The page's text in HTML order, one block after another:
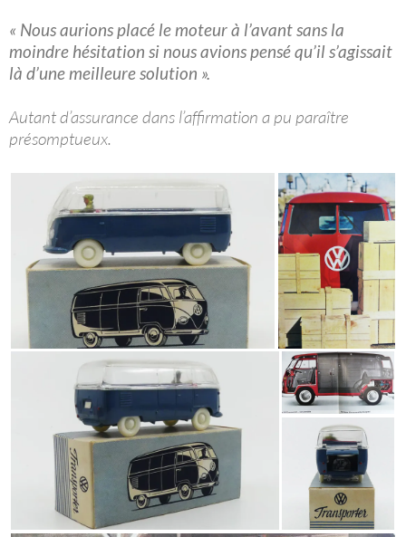
« Nous aurions placé le moteur à l’avant sans la
moindre hésitation si nous avions pensé qu’il s’agissait
là d’une meilleure solution ».
Autant d’assurance dans l’affirmation a pu paraître
présomptueux.